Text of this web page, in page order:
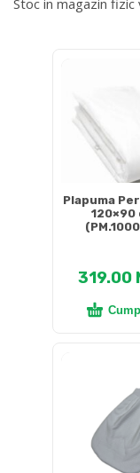
Stoc in magazin
Plapuma
120×90
319.00